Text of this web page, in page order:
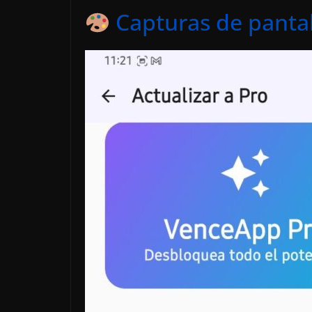
Capturas de